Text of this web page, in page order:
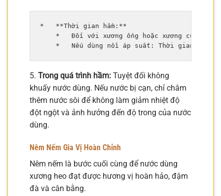
*   **Thời gian hầm:**
*   Đối với xương ống hoặc xương cục:
5. Trong quá trình hầm: Tuyệt đối không
khuấy nước dùng. Nếu nước bị cạn, chỉ châm
thêm nước sôi để không làm giảm nhiệt độ
đột ngột và ảnh hưởng đến độ trong của nước
dùng.
Nêm Nếm Gia Vị Hoàn Chỉnh
Nêm nếm là bước cuối cùng để nước dùng
xương heo đạt được hương vị hoàn hảo, đậm
đà và cân bằng.